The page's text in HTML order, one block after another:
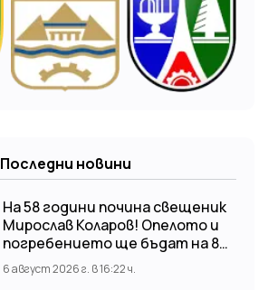
Последни новини
На 58 години почина свещеник
Мирослав Коларов! Опелото и
погребението ще бъдат на 8
август (събота) от 11:00 часа в
храм “Св. Св. Козма и Дамян”, гр.
6 август 2026 г. в 16:22 ч.